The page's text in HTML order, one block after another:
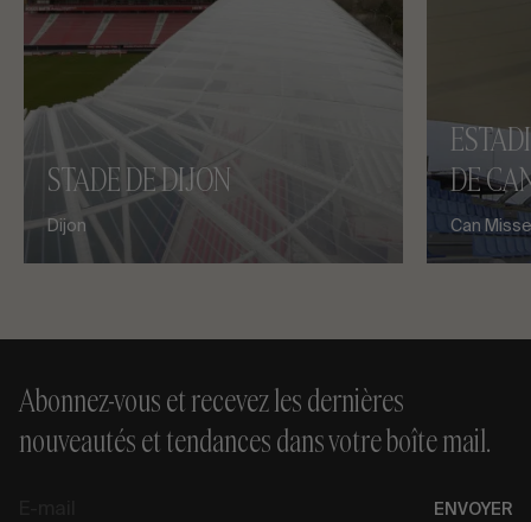
STADE DE DIJON
Dijon
DE
Can
Abonnez-vous et recevez les dernières
nouveautés et tendances dans votre boîte mail.
ENVOYER